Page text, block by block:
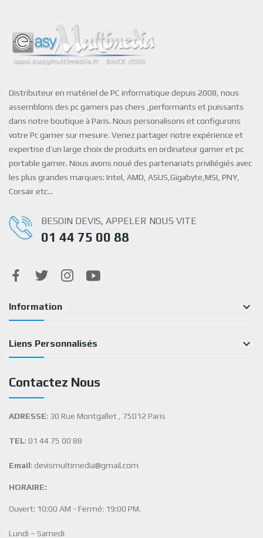
Distributeur en matériel de PC informatique depuis 2008, nous
assemblons des pc gamers pas chers ,performants et puissants
dans notre boutique à Paris. Nous personalisons et configurons
votre Pc gamer sur mesure. Venez partager notre expérience et
expertise d’un large choix de produits en ordinateur gamer et pc
portable gamer. Nous avons noué des partenariats priviliégiés avec
les plus grandes marques: Intel, AMD, ASUS,Gigabyte,MSI, PNY,
Corsair etc…
BESOIN DEVIS, APPELER NOUS VITE
01 44 75 00 88
Information 
Liens Personnalisés 
Contactez Nous
ADRESSE: 30 Rue Montgallet , 75012 Paris
TEL: 01 44 75 00 88
Email: devismultimedia@gmail.com
HORAIRE:
Ouvert: 10:00 AM - Fermé: 19:00 PM.
Lundi ~ Samedi